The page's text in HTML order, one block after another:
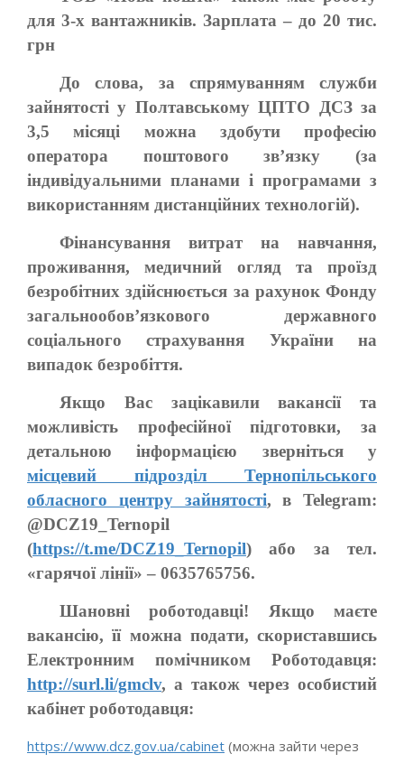
для 3-х вантажників. Зарплата – до 20 тис.
грн
До слова, за спрямуванням служби
зайнятості у Полтавському ЦПТО ДСЗ за
3,5 місяці можна здобути професію
оператора поштового зв’язку (за
індивідуальними планами і програмами з
використанням дистанційних технологій).
Фінансування витрат на навчання,
проживання, медичний огляд та проїзд
безробітних здійснюється за рахунок Фонду
загальнообов’язкового державного
соціального страхування України на
випадок безробіття.
Якщо Вас зацікавили вакансії та
можливість професійної підготовки, за
детальною інформацією зверніться у
місцевий підрозділ Тернопільського
обласного центру зайнятості, в Telegram:
@DCZ19_Ternopil
(https://t.me/DCZ19_Ternopil) або за тел.
«гарячої лінії» – 0635765756.
Шановні роботодавці! Якщо маєте
вакансію, її можна подати, скориставшись
Електронним помічником Роботодавця:
http://surl.li/gmclv, а також через особистий
кабінет роботодавця:
https://www.dcz.gov.ua/cabinet (можна зайти через